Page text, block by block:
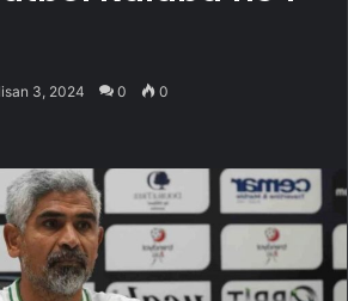
3, 2024 0 0